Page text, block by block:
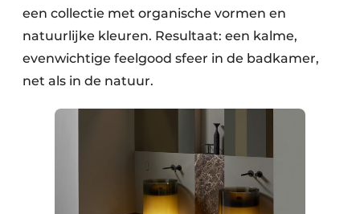
een collectie met organische vormen en
natuurlijke kleuren. Resultaat: een kalme,
evenwichtige feelgood sfeer in de badkamer,
net als in de natuur.